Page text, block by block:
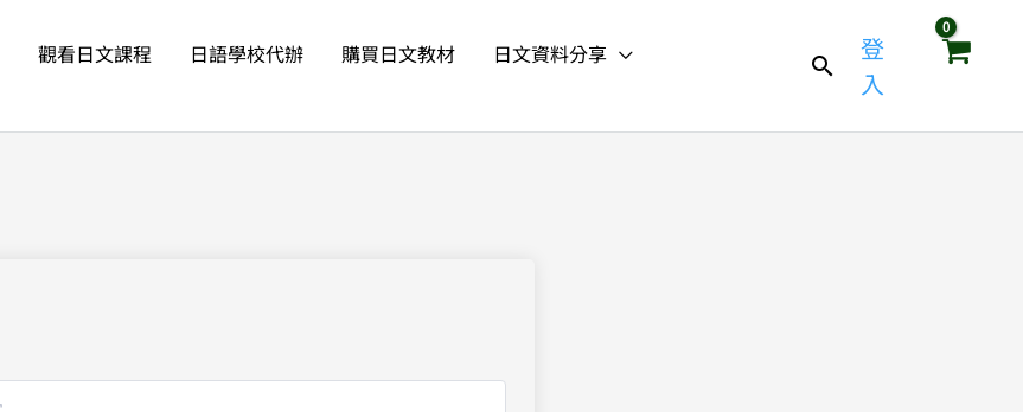
觀看日文課程 日語學校代辦 購買日文教材
日文資料分享
登
入